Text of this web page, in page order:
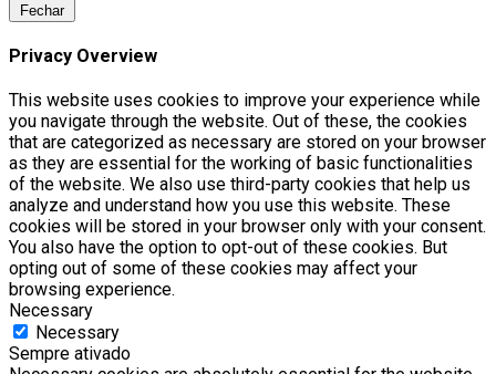
Fechar
Privacy Overview
This website uses cookies to improve your experience while
you navigate through the website. Out of these, the cookies
that are categorized as necessary are stored on your browser
as they are essential for the working of basic functionalities
of the website. We also use third-party cookies that help us
analyze and understand how you use this website. These
cookies will be stored in your browser only with your consent.
You also have the option to opt-out of these cookies. But
opting out of some of these cookies may affect your
browsing experience.
Necessary
Necessary
Sempre ativado